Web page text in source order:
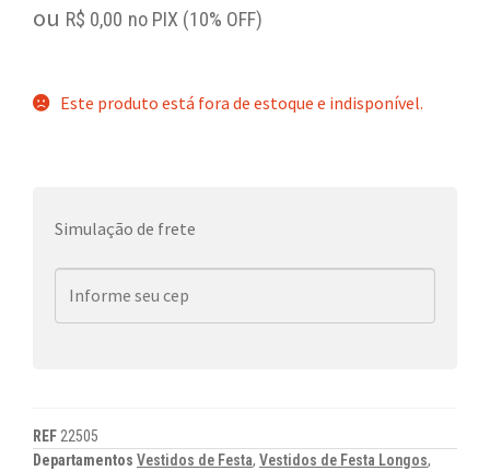
ou R$ 0,00 no PIX (10% OFF)
Este produto está fora de estoque e indisponível.
Simulação de frete
REF22505
Departamentos Vestidos de Festa, Vestidos de Festa Longos,